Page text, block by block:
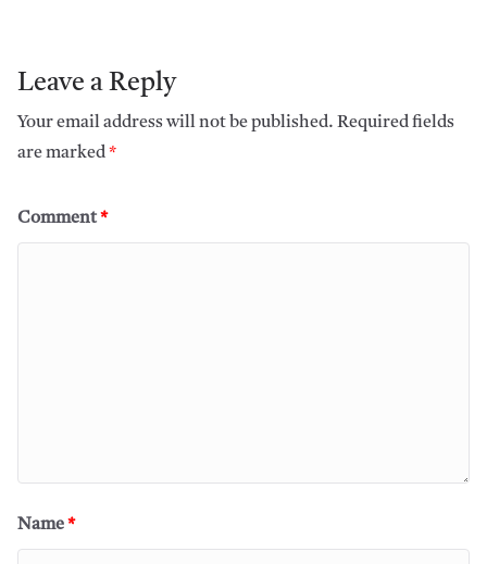
Leave a Reply
Your email address will not be published. Required fields
are marked*
Comment*
Name*